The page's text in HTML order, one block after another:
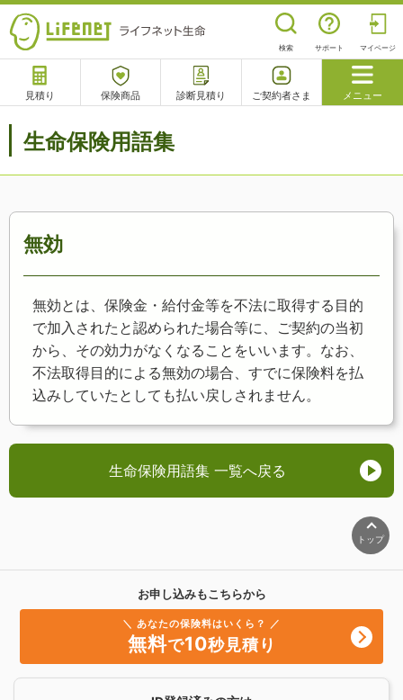
検索 サポート マイページ
見積り 保険商品 診断見積り ご契約者さま メニュー
サポート
生命保険用語集
無効
無効とは、保険金・給付金等を不法に取得する目的
で加入されたと認められた場合等に、ご契約の当初
から、その効力がなくなることをいいます。なお、
不法取得目的による無効の場合、すでに保険料を払
込みしていたとしても払い戻しされません。
生命保険用語集 一覧へ戻る
トップ
お申し込みもこちらから
＼ あなたの保険料はいくら？ ／
無料で10秒見積り